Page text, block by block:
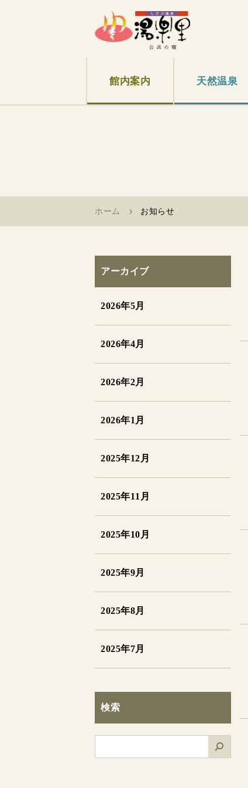
館内案内 天然温泉
ホーム お知らせ
アーカイブ
2026年5月
2026年4月
2026年2月
2026年1月
2025年12月
2025年11月
2025年10月
2025年9月
2025年8月
2025年7月
検索